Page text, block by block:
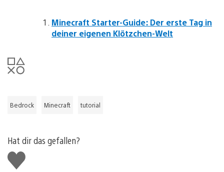
Minecraft Starter-Guide: Der erste Tag in
deiner eigenen Klötzchen-Welt
Bedrock Minecraft tutorial
Hat dir das gefallen?
Gefällt
mir